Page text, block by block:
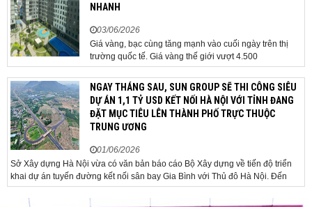
NHANH
03/06/2026
Giá vàng, bạc cùng tăng mạnh vào cuối ngày trên thị
trường quốc tế. Giá vàng thế giới vượt 4.500
USD/ounce. Cuối ngày 2-6, giá vàng hôm nay trên thị
trường quốc tế được giao dịch ở mức 4.520
USD/ounce, tăng khoảng 35 USD/ounce so với buổi
sáng. Trong phiên, có thời điểm giá vàng...
NGAY THÁNG SAU, SUN GROUP SẼ THI CÔNG SIÊU
DỰ ÁN 1,1 TỶ USD KẾT NỐI HÀ NỘI VỚI TỈNH ĐANG
ĐẶT MỤC TIÊU LÊN THÀNH PHỐ TRỰC THUỘC
TRUNG ƯƠNG
01/06/2026
Sở Xây dựng Hà Nội vừa có văn bản báo cáo Bộ Xây dựng về tiến độ triển
khai dự án tuyến đường kết nối sân bay Gia Bình với Thủ đô Hà Nội. Đến
nay, công tác giải phóng mặt bằng và chuẩn bị đầu tư của dự án đã ghi nhận
nhiều kết...